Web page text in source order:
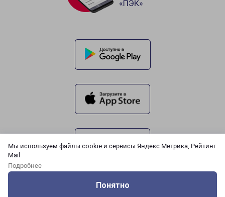
Мы используем файлы cookie и сервисы Яндекс.Метрика, Рейтинг
Mail
Подробнее
Понятно